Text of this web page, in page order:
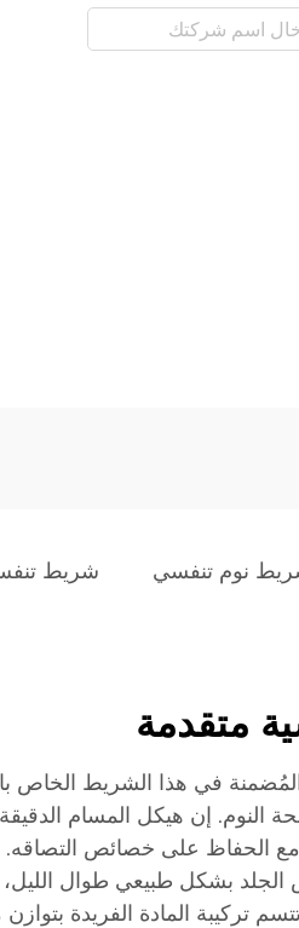
نوم تنفسي شريط
متقدمة
المُضمنة في هذا الشريط الخاص
النوم. إن هيكل المسام
مع الحفاظ على خصائص
الجلد بشكل طبيعي طوال الليل،
تركيبة المادة الفريدة بتوازن